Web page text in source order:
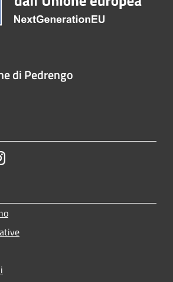
di Pedrengo
Instagram